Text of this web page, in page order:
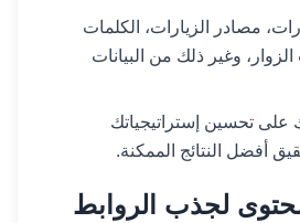
مصادر الزيارات، الكلمات
الزوار، وغير ذلك من البيانات
على تحسين إستراتيجياتك
أفضل النتائج الممكنة.
لجذب الروابط